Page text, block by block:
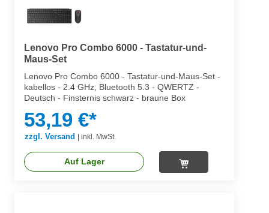
Lenovo Pro Combo 6000 - Tastatur-und-
Maus-Set
Lenovo Pro Combo 6000 - Tastatur-und-Maus-Set -
kabellos - 2.4 GHz, Bluetooth 5.3 - QWERTZ -
Deutsch - Finsternis schwarz - braune Box
53,19 €*
zzgl. Versand inkl. MwSt.
Auf Lager